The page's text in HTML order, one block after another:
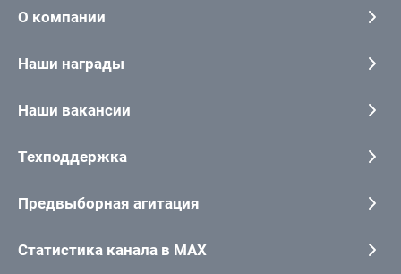
О компании
Наши награды
Наши вакансии
Техподдержка
Предвыборная агитация
Статистика канала в MAX